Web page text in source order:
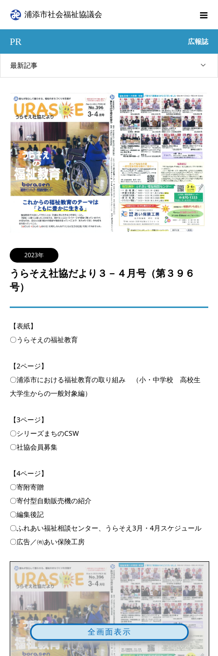
浦添市社会福祉協議会
PR 広報誌
最新記事
2023年
うらそえ社協だより３－４月号（第３９６
号）
【表紙】
〇うらそえの福祉教育
【2ページ】
〇浦添市における福祉教育の取り組み （小・中学校 高校生
大学生からの一般対象編）
【3ページ】
〇シリーズまちのCSW
〇社協会員募集
【4ページ】
〇寄附寄贈
〇寄付型自動販売機の紹介
〇編集後記
〇ふれあい福祉相談センター、うらそえ3月・4月スケジュール
〇広告／㈲あい保険工房
全画面表示